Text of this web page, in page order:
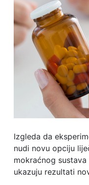
Izgleda da
nudi novu opciju
mokraćnog
ukazuju rezultati